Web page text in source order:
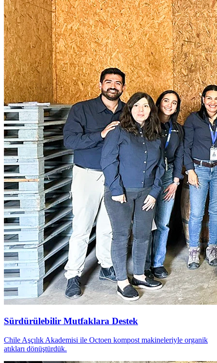
Sürdürülebilir Mutfaklara Destek
Chile Aşçılık Akademisi ile Octoen kompost makineleriyle organik
atıkları dönüştürdük.